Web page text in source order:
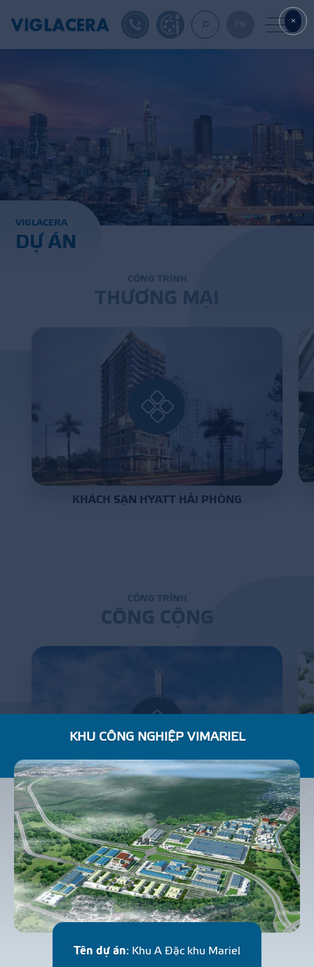
GẠCH ỐP LÁT
BÊ TÔNG KHÍ
DỰ
KÊNH PHÂN
THƯ
1900561582TỰ THIẾT KẾ
VIGLACERA
DỰ ÁN
CÔNG TRÌN H
THƯƠNG M
KHÁCH SẠN HYATT HẢI PHÒNG
CÔNG TRÌN H
CÔNG CỘNG
BẢO TÀNG LỊCH SỬ QUÂN SỰ VIỆT NAM
CHUNGCƯ
KHU CÔNG NGHIỆP VIMARIEL
Tên dự án: Khu A Đặc khu Mariel